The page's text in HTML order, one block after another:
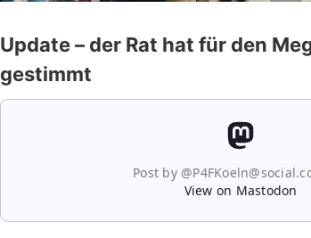
Update – der Rat hat für den
gestimmt
Post by
View on Mastodon